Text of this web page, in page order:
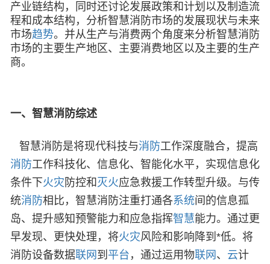
产业链结构，同时还讨论发展政策和计划以及制造流
程和成本结构，分析智慧消防市场的发展现状与未来
市场趋势。并从生产与消费两个角度来分析智慧消防
市场的主要生产地区、主要消费地区以及主要的生产
商。
一、 智慧消防综述
智慧消防是将现代科技与消防工作深度融合，提高
消防工作科技化、信息化、智能化水平，实现信息化
条件下火灾 防控和 灭火应急救援工作转型升级。与传
统消防相比，智慧消防注重打通各系统间的信息孤
岛、提升感知预警能力和应急指挥智慧能力。通过更
早发现、更快处理，将火灾风险和影响降到*低。将
消防设备数据联网 到 平台 ，通过运用物联网 、 云计